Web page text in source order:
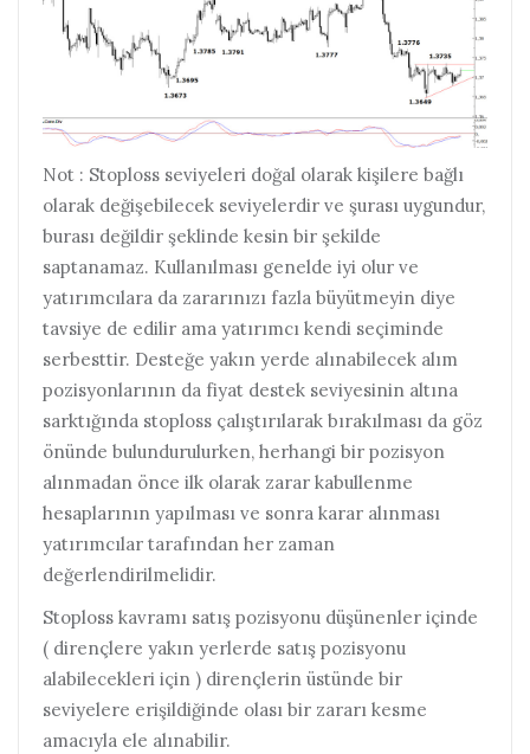
Not : Stoploss seviyeleri doğal olarak kişilere bağlı
olarak değişebilecek seviyelerdir ve şurası uygundur,
burası değildir şeklinde kesin bir şekilde
saptanamaz. Kullanılması genelde iyi olur ve
yatırımcılara da zararınızı fazla büyütmeyin diye
tavsiye de edilir ama yatırımcı kendi seçiminde
serbesttir. Desteğe yakın yerde alınabilecek alım
pozisyonlarının da fiyat destek seviyesinin altına
sarktığında stoploss çalıştırılarak bırakılması da göz
önünde bulundurulurken, herhangi bir pozisyon
alınmadan önce ilk olarak zarar kabullenme
hesaplarının yapılması ve sonra karar alınması
yatırımcılar tarafından her zaman
değerlendirilmelidir.
Stoploss kavramı satış pozisyonu düşünenler içinde
( dirençlere yakın yerlerde satış pozisyonu
alabilecekleri için ) dirençlerin üstünde bir
seviyelere erişildiğinde olası bir zararı kesme
amacıyla ele alınabilir.